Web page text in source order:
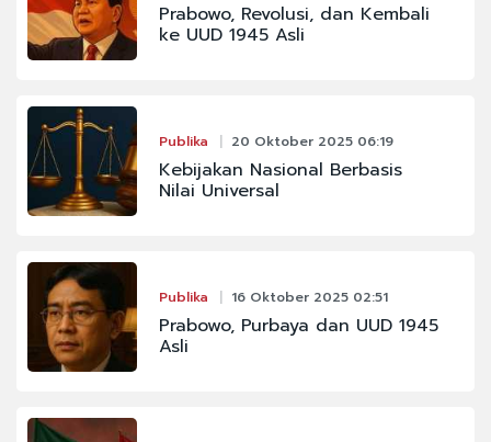
Prabowo, Revolusi, dan Kembali
ke UUD 1945 Asli
Publika 20 Oktober 2025 06:19
Kebijakan Nasional Berbasis
Nilai Universal
Publika 16 Oktober 2025 02:51
Prabowo, Purbaya dan UUD 1945
Asli